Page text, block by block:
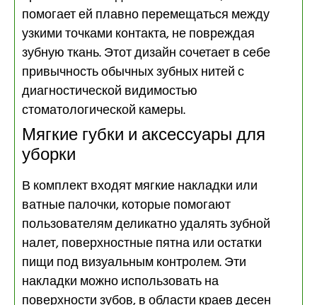
помогает ей плавно перемещаться между
узкими точками контакта, не повреждая
зубную ткань. Этот дизайн сочетает в себе
привычность обычных зубных нитей с
диагностической видимостью
стоматологической камеры.
Мягкие губки и аксессуары для
уборки
В комплект входят мягкие накладки или
ватные палочки, которые помогают
пользователям деликатно удалять зубной
налет, поверхностные пятна или остатки
пищи под визуальным контролем. Эти
накладки можно использовать на